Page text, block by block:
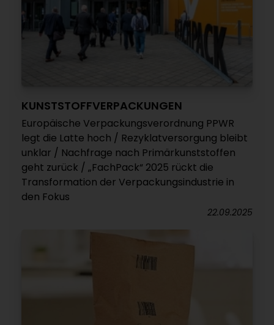
KUNSTSTOFFVERPACKUNGEN
Europäische Verpackungsverordnung PPWR
legt die Latte hoch / Rezyklatversorgung bleibt
unklar / Nachfrage nach Primärkunststoffen
geht zurück / „FachPack“ 2025 rückt die
Transformation der Verpackungsindustrie in
den Fokus
22.09.2025